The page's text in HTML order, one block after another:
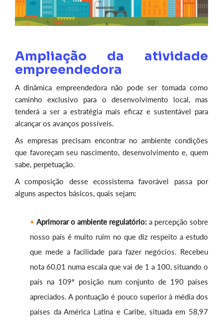
Ampliação da atividade
empreendedora
A dinâmica empreendedora não pode ser tomada como
caminho exclusivo para o desenvolvimento local, mas
tenderá a ser a estratégia mais eficaz e sustentável para
alcançar os avanços possíveis.
As empresas precisam encontrar no ambiente condições
que favoreçam seu nascimento, desenvolvimento e, quem
sabe, perpetuação.
A composição desse ecossistema favorável passa por
alguns aspectos básicos, quais sejam:
Aprimorar o ambiente regulatório: a percepção sobre
nosso país é muito ruim no que diz respeito a estudo
que mede a facilidade para fazer negócios. Recebeu
nota 60,01 numa escala que vai de 1 a 100, situando o
país na 109ª posição num conjunto de 190 países
apreciados. A pontuação é pouco superior à média dos
países da América Latina e Caribe, situada em 58,97